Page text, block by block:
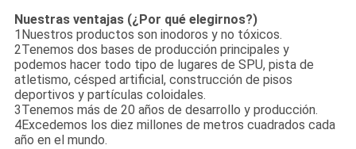
Nuestras ventajas (¿Por qué elegirnos?)
1Nuestros productos son inodoros y no tóxicos.
2Tenemos dos bases de producción principales y
podemos hacer todo tipo de lugares de SPU, pista de
atletismo, césped artificial, construcción de pisos
deportivos y partículas coloidales.
3Tenemos más de 20 años de desarrollo y producción.
4Excedemos los diez millones de metros cuadrados cada
año en el mundo.